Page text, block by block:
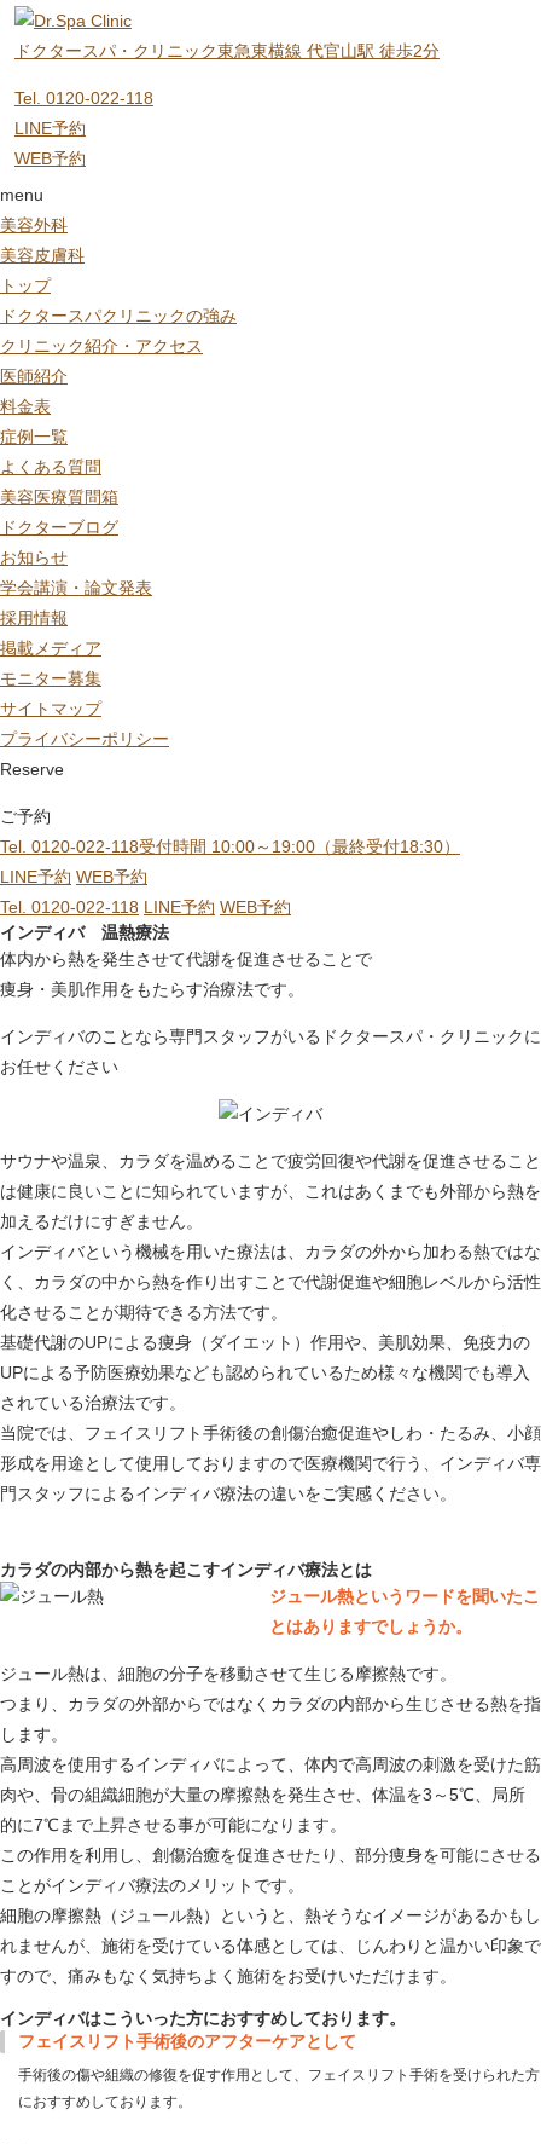
ドクタースパ・クリニック東急東横線 代官山駅 徒歩2分
Tel. 0120-022-118
LINE予約
WEB予約
menu
美容外科
美容皮膚科
トップ
ドクタースパクリニックの強み
クリニック紹介・アクセス
医師紹介
料金表
症例一覧
よくある質問
美容医療質問箱
ドクターブログ
お知らせ
学会講演・論文発表
採用情報
掲載メディア
モニター募集
サイトマップ
プライバシーポリシー
Reserve
ご予約
Tel. 0120-022-118受付時間 10:00～19:00（最終受付18:30）
LINE予約 WEB予約
Tel. 0120-022-118 LINE予約 WEB予約
インディバ 温熱療法
体内から熱を発生させて代謝を促進させることで
痩身・美肌作用をもたらす治療法です。
インディバのことなら専門スタッフがいる ドクタースパ・クリニックに
お任せください
サウナや温泉、カラダを温めることで疲労回復や代謝を促進させること
は健康に良いことに知られていますが、これはあくまでも外部から熱を
加えるだけにすぎません。
インディバという機械を用いた療法は、カラダの外から加わる熱ではな
く、カラダの中から熱を作り出すことで代謝促進や細胞レベルから活性
化させることが期待できる方法です。
基礎代謝のUPによる痩身（ダイエット）作用や、美肌効果、免疫力の
UPによる予防医療効果なども認められているため様々な機関でも導入
されている治療法です。
当院では、フェイスリフト手術後の創傷治癒促進やしわ・たるみ、小顔
形成を用途として使用しておりますので医療機関で行う、インディバ専
門スタッフによるインディバ療法の違いをご実感ください。
カラダの内部から熱を起こすインディバ療法とは
ジュール熱というワードを聞いたこ
とはありますでしょうか。
ジュール熱は、細胞の分子を移動させて生じる摩擦熱です。
つまり、カラダの外部からではなくカラダの内部から生じさせる熱を指
します。
高周波を使用するインディバによって、体内で高周波の刺激を受けた筋
肉や、骨の組織細胞が大量の摩擦熱を発生させ、体温を3～5℃、局所
的に7℃まで上昇させる事が可能になります。
この作用を利用し、創傷治癒を促進させたり、部分痩身を可能にさせる
ことがインディバ療法のメリットです。
細胞の摩擦熱（ジュール熱）というと、熱そうなイメージがあるかもし
れませんが、施術を受けている体感としては、じんわりと温かい印象で
すので、痛みもなく気持ちよく施術をお受けいただけます。
インディバはこういった方におすすめしております。
フェイスリフト手術後のアフターケアとして
手術後の傷や組織の修復を促す作用として、フェイスリフト手術を受けられた方
におすすめしております。